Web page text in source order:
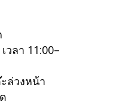
วลา 11:00–
ล่วงหน้า